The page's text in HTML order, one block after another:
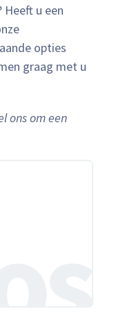
Heeft u een
opties
graag met u
ons om een